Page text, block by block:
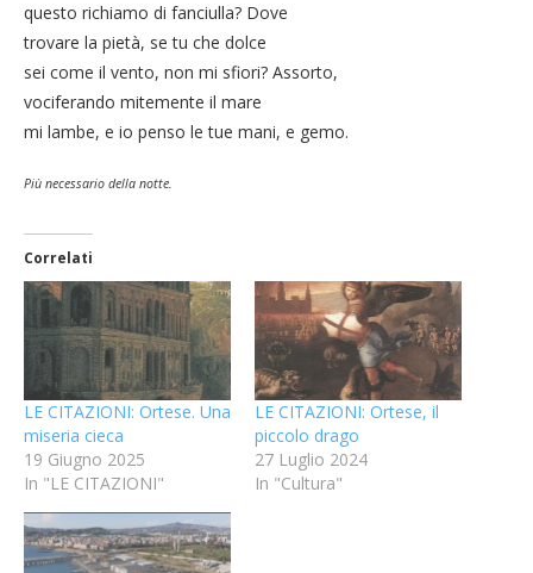
questo richiamo di fanciulla? Dove
trovare la pietà, se tu che dolce
sei come il vento, non mi sfiori? Assorto,
vociferando mitemente il mare
mi lambe, e io penso le tue mani, e gemo.
Più necessario della notte.
Correlati
LE CITAZIONI: Ortese. Una
miseria cieca
19 Giugno 2025
In "LE CITAZIONI"
LE CITAZIONI: Ortese, il
piccolo drago
27 Luglio 2024
In "Cultura"